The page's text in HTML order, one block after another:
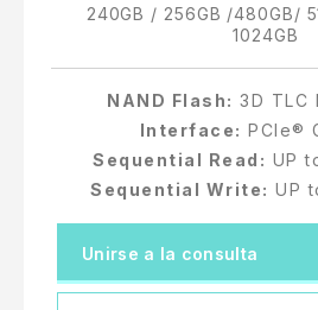
240GB / 256GB /480GB/
1024GB
NAND Flash: 3D TLC
Interface: PCIe®
Sequential Read: UP
Sequential Write: UP
Unirse a la consulta